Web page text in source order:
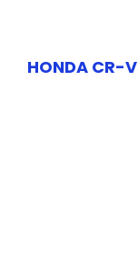
HONDA CR-V